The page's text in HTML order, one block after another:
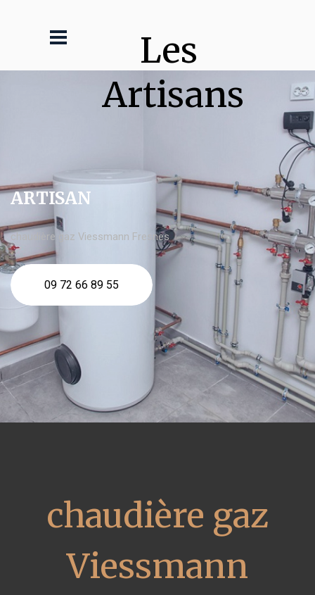
Les
Artisans
ARTISAN
chaudière gaz Viessmann Fresnes
09 72 66 89 55
chaudière gaz
Viessmann